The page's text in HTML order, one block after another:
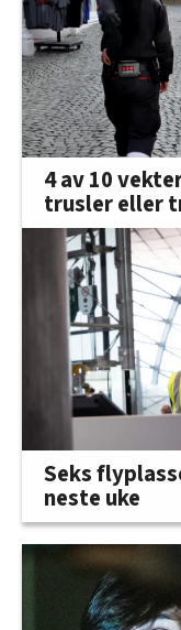
4 av 10
trusler eller
Seks
neste uke